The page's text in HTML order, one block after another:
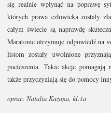
się realnie wpłynąć na poprawę
których prawa człowieka zostały
całym świecie są naprawdę
Maratonie otrzymuje odpowiedź na
listom zostały uwolnione
pocieszenia. Takie akcje pomagają
także przyczyniają się do pomocy
oprac. Natalia Kazana, kl.1a